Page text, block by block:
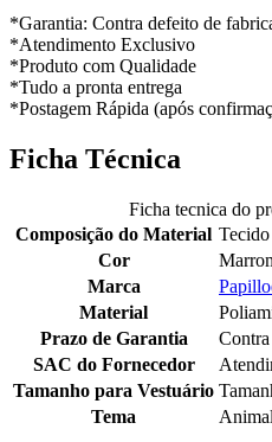
*Garantia: Contra defeito de
*Atendimento Exclusivo
*Produto com Qualidade
*Tudo a pronta entrega
*Postagem Rápida (após
Ficha Técnica
Ficha tecnica do
Composição do Material
Cor
Marca
Material
Prazo de Garantia
SAC do Fornecedor
Tamanho para Vestuário
Tema